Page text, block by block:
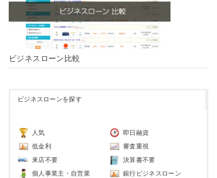
ビジネスローン比較
ビジネスローンを探す
人気 即日融資
低金利 審査重視
来店不要 決算書不要
個人事業主・自営業 銀行ビジネスローン